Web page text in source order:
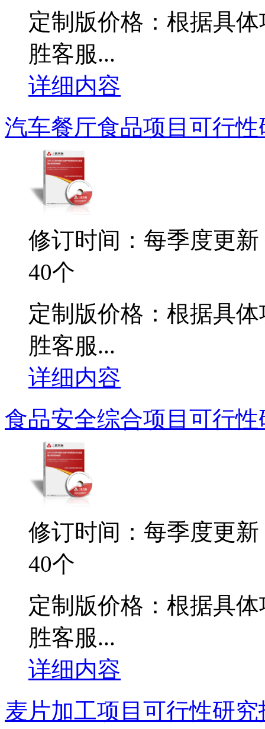
定制版价格：根据具
胜客服...
详细内容
汽车餐厅食品项目可行
修订时间：每季度更新
40个
定制版价格：根据具
胜客服...
详细内容
食品安全综合项目可行
修订时间：每季度更新
40个
定制版价格：根据具
胜客服...
详细内容
麦片加工项目可行性研究